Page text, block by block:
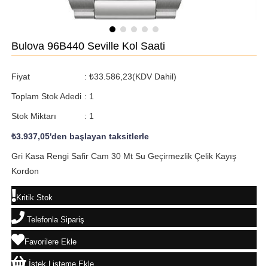
Bulova 96B440 Seville Kol Saati
Fiyat : ₺33.586,23(KDV Dahil)
Toplam Stok Adedi : 1
Stok Miktarı : 1
₺3.937,05'den başlayan taksitlerle
Gri Kasa Rengi Safir Cam 30 Mt Su Geçirmezlik Çelik Kayış
Kordon
Kritik Stok
Telefonla Sipariş
Favorilere Ekle
İstek Listeme Ekle